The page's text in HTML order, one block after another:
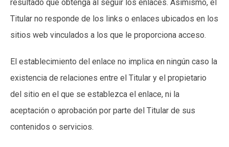
resultado que obtenga al seguir los enlaces. Asimismo, el
Titular no responde de los links o enlaces ubicados en los
sitios web vinculados a los que le proporciona acceso.
El establecimiento del enlace no implica en ningún caso la
existencia de relaciones entre el Titular y el propietario
del sitio en el que se establezca el enlace, ni la
aceptación o aprobación por parte del Titular de sus
contenidos o servicios.